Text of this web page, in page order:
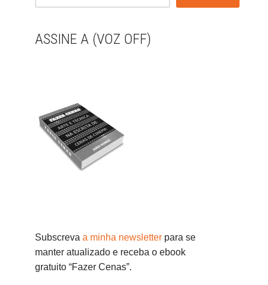
ASSINE A (VOZ OFF)
Subscreva a minha newsletter para se
manter atualizado e receba o ebook
gratuito “Fazer Cenas”.